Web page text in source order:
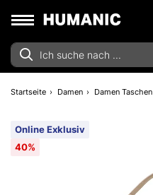
Startseite Damen Damen Taschen
Online Exklusiv
40%